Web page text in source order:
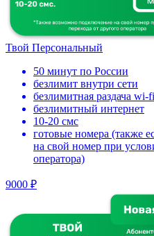
Твой Персональный
50 минут по России
безлимит внутри сети
безлимитная раздача wi-fi
безлимитный интернет
10-20 смс
готовые номера (также
на свой номер при
оператора)
9000 ₽